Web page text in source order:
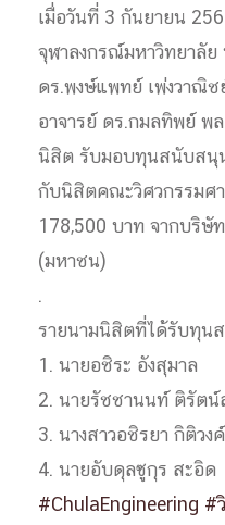
เมื่อวันที่ 3 กันยายน
จุฬาลงกรณ์มหาวิทยาลั
ดร.พงษ์แพทย์ เพ่งวาณิ
อาจารย์ ดร.กมลทิพย์ พ
นิสิต รับมอบทุนสนับสนุ
กับนิสิตคณะวิศวกรรมศ
178,500 บาท จากบริษั
(มหาชน)
.
รายนามนิสิตที่ได้รับทุน
1. นายอชิระ อังสุมาล
2. นายรัชชานนท์ ติรัต
3. นางสาวอชิรยา กิติวงค์
4. นายอับดุลซูกุร สะอิด
#ChulaEngineering #